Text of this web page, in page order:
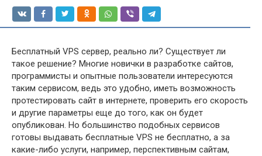
Бесплатный VPS сервер, реально ли? Существует ли
такое решение? Многие новички в разработке сайтов,
программисты и опытные пользователи интересуются
таким сервисом, ведь это удобно, иметь возможность
протестировать сайт в интернете, проверить его скорость
и другие параметры еще до того, как он будет
опубликован. Но большинство подобных сервисов
готовы выдавать бесплатные VPS не бесплатно, а за
какие-либо услуги, например, перспективным сайтам,